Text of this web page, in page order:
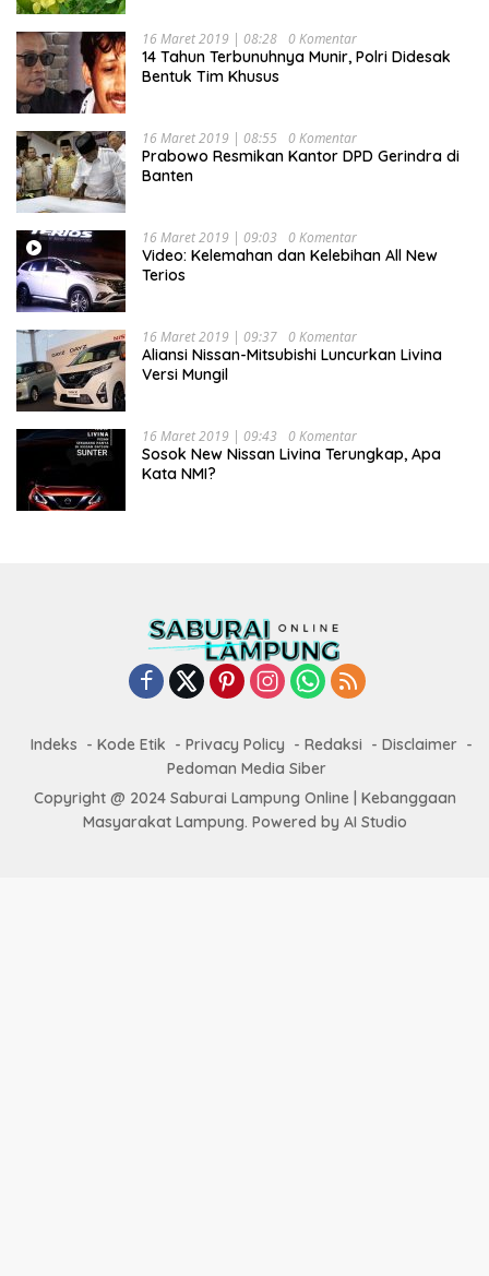
16 Maret 2019 | 08:28 0 Komentar
14 Tahun Terbunuhnya Munir, Polri Didesak
Bentuk Tim Khusus
16 Maret 2019 | 08:55 0 Komentar
Prabowo Resmikan Kantor DPD Gerindra di
Banten
16 Maret 2019 | 09:03 0 Komentar
Video: Kelemahan dan Kelebihan All New
Terios
16 Maret 2019 | 09:37 0 Komentar
Aliansi Nissan-Mitsubishi Luncurkan Livina
Versi Mungil
16 Maret 2019 | 09:43 0 Komentar
Sosok New Nissan Livina Terungkap, Apa
Kata NMI?
Indeks Kode Etik Privacy Policy Redaksi
Disclaimer
Pedoman Media Siber
Copyright @ 2024 Saburai Lampung Online | Kebanggaan
Masyarakat Lampung. Powered by AI Studio